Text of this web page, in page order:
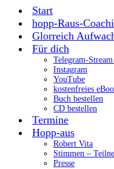
Start
hopp-Raus-
Glorreich
Für dich
Telegram-
Instagram
YouTube
kostenfreies
Buch bestellen
CD bestellen
Termine
Hopp-aus
Robert Vita
Stimmen –
Presse